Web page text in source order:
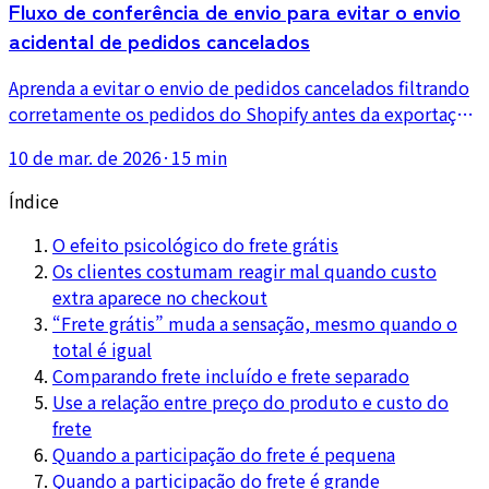
Fluxo de conferência de envio para evitar o envio
acidental de pedidos cancelados
Aprenda a evitar o envio de pedidos cancelados filtrando
corretamente os pedidos do Shopify antes da exportação
imediatamente antes de começar a embalagem.
10 de mar. de 2026· 15 min
Índice
O efeito psicológico do frete grátis
Os clientes costumam reagir mal quando custo
extra aparece no checkout
“Frete grátis” muda a sensação, mesmo quando o
total é igual
Comparando frete incluído e frete separado
Use a relação entre preço do produto e custo do
frete
Quando a participação do frete é pequena
Quando a participação do frete é grande